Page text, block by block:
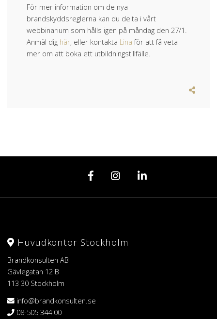
För mer information om de nya
brandskyddsreglerna kan du delta i vårt
webbinarium som hålls igen på måndag den 27/1.
Anmäl dig här, eller kontakta Lina för att få veta
mer om att boka ett utbildningstillfälle.
Huvudkontor Stockholm
Brandkonsulten AB
Gävlegatan 12 B
113 30 Stockholm
info@brandkonsulten.se
08-505 344 00